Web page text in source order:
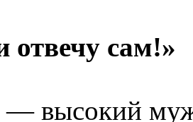
отвечу сам!»
— высокий